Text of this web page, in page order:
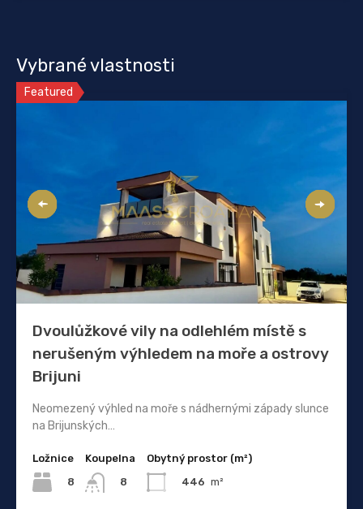
Vybrané vlastnosti
Featured
Dvoulůžkové vily na odlehlém místě s
nerušeným výhledem na moře a ostrovy
Brijuni
Neomezený výhled na moře s nádhernými západy slunce
na Brijunských…
Ložnice
8
Koupelna
8
Obytný prostor (m²)
446 m²